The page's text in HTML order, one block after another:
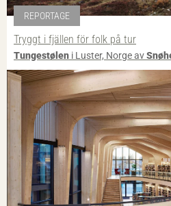
REPORTAGE
Tryggt i fjällen för folk på tur
Tungestølen i Luster, Norge av